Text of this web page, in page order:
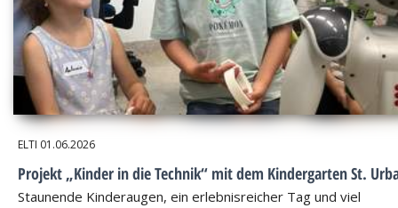
ELTI 01.06.2026
Projekt „Kinder in die Technik“ mit dem Kindergarten St.
Staunende Kinderaugen, ein erlebnisreicher Tag und viel